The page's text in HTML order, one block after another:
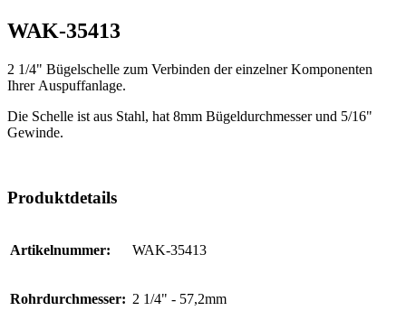
WAK-35413
2 1/4" Bügelschelle zum Verbinden der einzelner Komponenten
Ihrer Auspuffanlage.
Die Schelle ist aus Stahl, hat 8mm Bügeldurchmesser und 5/16"
Gewinde.
Produktdetails
Artikelnummer: WAK-35413
Rohrdurchmesser: 2 1/4" - 57,2mm